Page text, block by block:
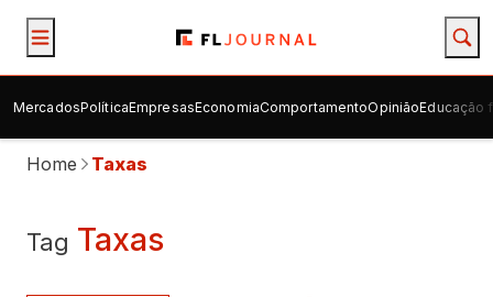
MercadosPolíticaEmpresasEconomiaComportamentoOpiniãoEducação
Home Taxas
Tag Taxas